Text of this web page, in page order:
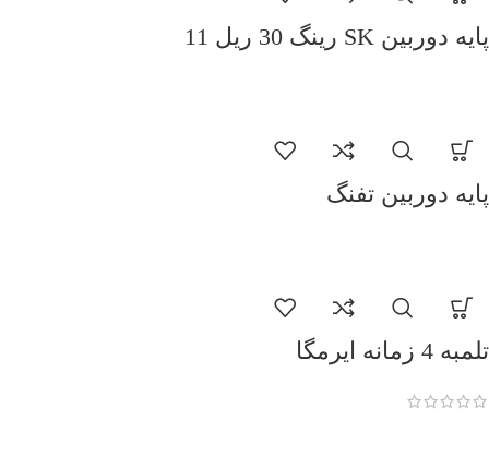
پایه دوربین SK رینگ 30 ریل 11
پایه دوربین تفنگ
تلمبه 4 زمانه ایرمگا